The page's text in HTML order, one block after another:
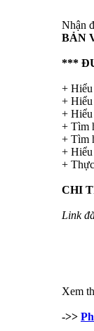
Nhận
BẢN
***
+ Hiểu
+ Hiểu
+ Hiểu
+ Tìm
+ Tìm
+ Hiểu
+
CHI
Link
Xem
->>